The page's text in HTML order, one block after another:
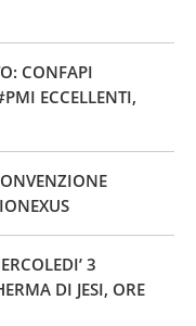
CONFAPI
ECCELLENTI,
3
DI JESI, ORE